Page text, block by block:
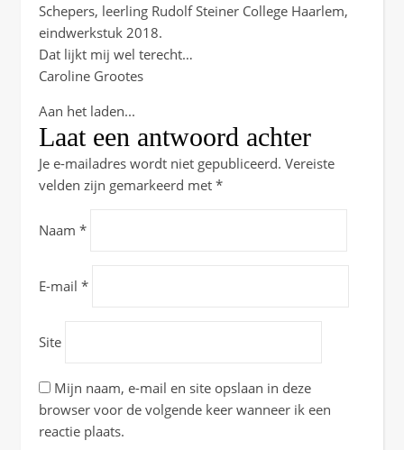
Schepers, leerling Rudolf Steiner College Haarlem,
eindwerkstuk 2018.
Dat lijkt mij wel terecht…
Caroline Grootes
Aan het laden...
Laat een antwoord achter
Je e-mailadres wordt niet gepubliceerd. Vereiste
velden zijn gemarkeerd met *
Naam *
E-mail *
Site
Mijn naam, e-mail en site opslaan in deze
browser voor de volgende keer wanneer ik een
reactie plaats.